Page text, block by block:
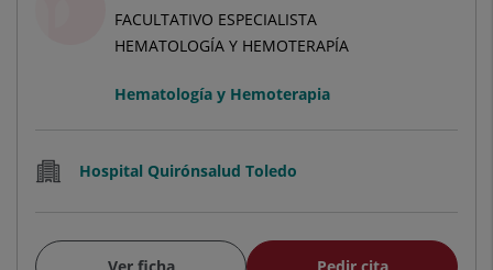
FACULTATIVO ESPECIALISTA
HEMATOLOGÍA Y HEMOTERAPÍA
Hematología y Hemoterapia
Hospital Quirónsalud Toledo